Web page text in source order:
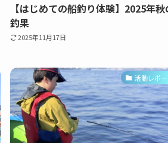
【はじめての船釣り体験】2025年秋
釣果
2025年11月17日
活動レポ